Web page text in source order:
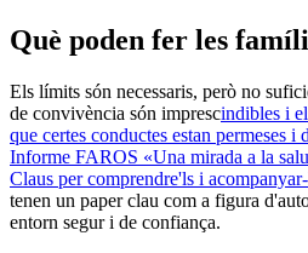
Què poden fer les
Els límits són necessaris, però no
de convivència són imprescindibles i
que certes conductes estan permeses
Informe FAROS «Una mirada a la
Claus per comprendre'ls i
tenen un paper clau com a figura
entorn segur i de confiança.